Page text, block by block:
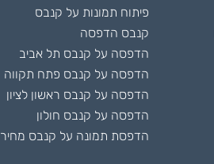
פיתוח תמונות על קנבס
קנבס הדפסה
הדפסה על קנבס תל אביב
הדפסה על קנבס פתח תקווה
הדפסה על קנבס ראשון לציון
הדפסה על קנבס חולון
הדפסת תמונה על קנבס מחיר